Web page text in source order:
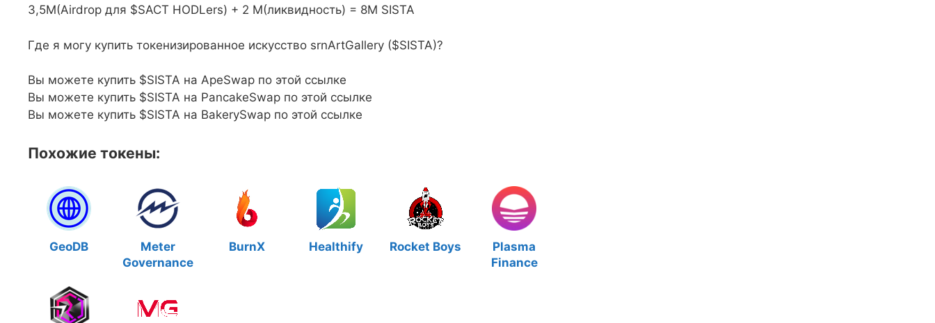
3,5M(Airdrop для $SACT HODLers) + 2 M(ликвидность) = 8M SISTA
Где я могу купить токенизированное искусство srnArtGallery ($SISTA)?
Вы можете купить $SISTA на ApeSwap по этой ссылке
Вы можете купить $SISTA на PancakeSwap по этой ссылке
Вы можете купить $SISTA на BakerySwap по этой ссылке
Похожие токены:
GeoDB
Meter
Governance
BurnX Healthify Rocket Boys
Plasma
Finance